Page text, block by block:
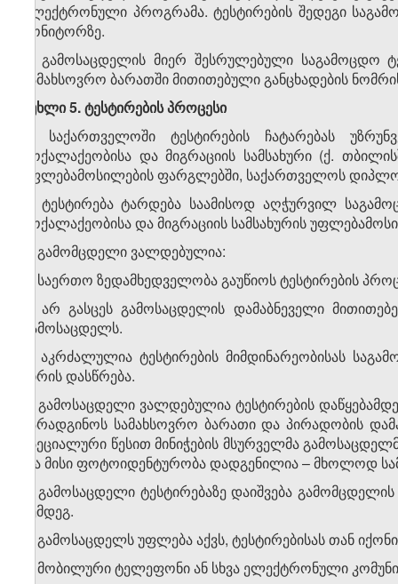
ელექტრონული პროგრამა. ტესტირების შედეგი
მონიტორზე.
6. გამოსაცდელის მიერ შესრულებული საგამოცდო
სამახსოვრო ბარათში მითითებული განცხადების
მუხლი 5. ტესტირების პროცესი
1. საქართველოში ტესტირების ჩატარებას
მოქალაქეობისა და მიგრაციის სამსახური (ქ.
უფლებამოსილების ფარგლებში, საქართველოს
2. ტესტირება ტარდება საამისოდ აღჭურვილ
მოქალაქეობისა და მიგრაციის სამსახურის
3. გამომცდელი ვალდებულია:
ა) საერთო ზედამხედველობა გაუწიოს ტესტირების
ბ) არ გასცეს გამოსაცდელის დამაბნეველი
გამოსაცდელს.
4. აკრძალულია ტესტირების მიმდინარეობისას
პირის დასწრება.
5. გამოსაცდელი ვალდებულია ტესტირების
წარადგინოს სამახსოვრო ბარათი და პირადობის
სპეციალური წესით მინიჭების მსურველმა
და მისი ფოტოიდენტურობა დადგენილია – მხოლოდ
6. გამოსაცდელი ტესტირებაზე დაიშვება
შემდეგ.
7. გამოსაცდელს უფლება აქვს, ტესტირებისას თან
ა) მობილური ტელეფონი ან სხვა ელექტრონული